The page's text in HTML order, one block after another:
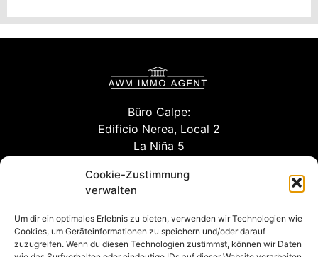
Cookie-Zustimmung
verwalten
Um dir ein optimales Erlebnis zu bieten, verwenden wir Technologien wie
Cookies, um Geräteinformationen zu speichern und/oder darauf
zuzugreifen. Wenn du diesen Technologien zustimmst, können wir Daten
Büro Calpe:
Edificio Nerea, Local 2
La Niña 5
info@willuhn-immobilien.de
kontakt